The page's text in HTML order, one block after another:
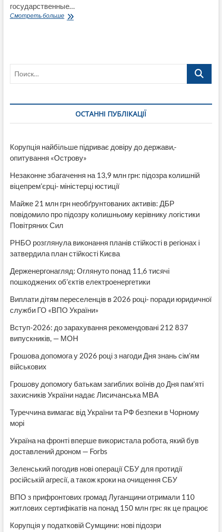
государственные…
Смотреть большеВ
нарушает
общественности
информацию?
Поиск…
ОСТАННІ ПУБЛІКАЦІЇ
Корупція найбільше підриває довіру до держави,-
опитування «Острову»
Незаконне збагачення на 13,9 млн грн: підозра колишній
віцепрем’єрці- міністерці юстиції
Майже 21 млн грн необґрунтованих активів: ДБР
повідомило про підозру колишньому керівнику логістики
Повітряних Сил
РНБО розглянула виконання планів стійкості в регіонах і
затвердила план стійкості Києва
Держенергонагляд: Оглянуто понад 11,6 тисячі
пошкоджених об’єктів електроенергетики
Виплати дітям переселенців в 2026 році- поради юридичної
служби ГО «ВПО України»
Вступ-2026: до зарахування рекомендовані 212 837
випускників, — МОН
Грошова допомога у 2026 році з нагоди Дня знань сім’ям
військових
Грошову допомогу батькам загиблих воїнів до Дня пам’яті
захисників України надає Лисичанська МВА
Туреччина вимагає від України та РФ безпеки в Чорному
морі
Україна на фронті вперше використала робота, який був
доставлений дроном — Forbs
Зеленський погодив нові операції СБУ для протидії
російській агресії, а також кроки на очищення СБУ
ВПО з прифронтових громад Луганщини отримали 110
житлових сертифікатів на понад 150 млн грн: як це працює
Корупція у податковій Сумщини: нові підозри